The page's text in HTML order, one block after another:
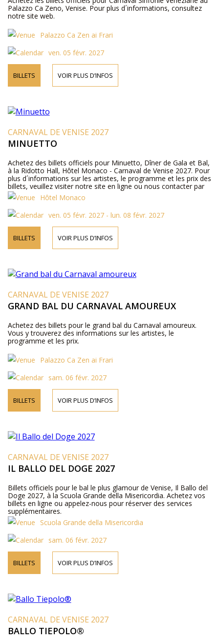
Palazzo Ca Zeno, Venise. Pour plus d´informations, consultez
notre site web.
Palazzo Ca Zen ai Frari
ven. 05 févr. 2027
BILLETS VOIR PLUS D’INFOS
CARNAVAL DE VENISE 2027
MINUETTO
Achetez des billets officiels pour Minuetto, Dîner de Gala et Bal,
à la Ridotto Hall, Hôtel Monaco - Carnaval de Venise 2027. Pour
plus d´informations sur les artistes, le programme et les prix des
billets, veuillez visiter notre site en ligne ou nous contacter par
téléphone.Hôtel Monaco
ven. 05 févr. 2027 - lun. 08 févr. 2027
BILLETS VOIR PLUS D’INFOS
CARNAVAL DE VENISE 2027
GRAND BAL DU CARNAVAL AMOUREUX
Achetez des billets pour le grand bal du Carnaval amoureux.
Vous y trouverez des informations sur les artistes, le
programme et les prix.
Palazzo Ca Zen ai Frari
sam. 06 févr. 2027
BILLETS VOIR PLUS D’INFOS
CARNAVAL DE VENISE 2027
IL BALLO DEL DOGE 2027
Billets officiels pour le bal le plus glamour de Venise, Il Ballo del
Doge 2027, à la Scuola Grande della Misericordia. Achetez vos
billets en ligne ou appelez-nous pour réserver des services
supplémentaires.
Scuola Grande della Misericordia
sam. 06 févr. 2027
BILLETS VOIR PLUS D’INFOS
CARNAVAL DE VENISE 2027
BALLO TIEPOLO®